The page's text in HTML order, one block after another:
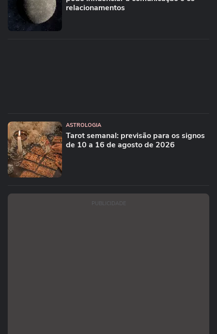
relacionamentos
ASTROLOGIA
Tarot semanal: previsão para os signos
de 10 a 16 de agosto de 2026
PUBLICIDADE